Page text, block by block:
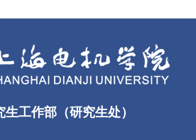
生工作部（研究生处）